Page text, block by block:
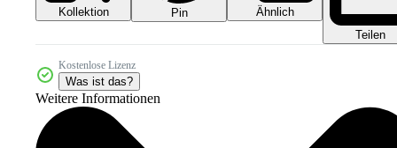
Kollektion Pin
Ähnlich
Teilen
Kostenlose Lizenz
Was ist das?
Weitere Informationen